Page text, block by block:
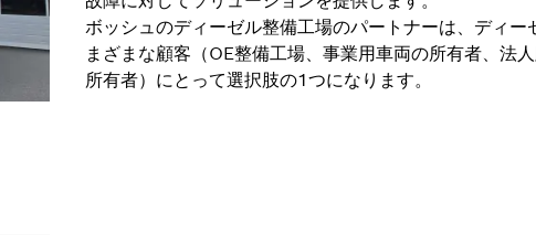
ボッシュのディーゼル整備工場のパートナーは、ディー
まざまな顧客（OE整備工場、事業用車両の所有者、法
所有者）にとって選択肢の1つになります。